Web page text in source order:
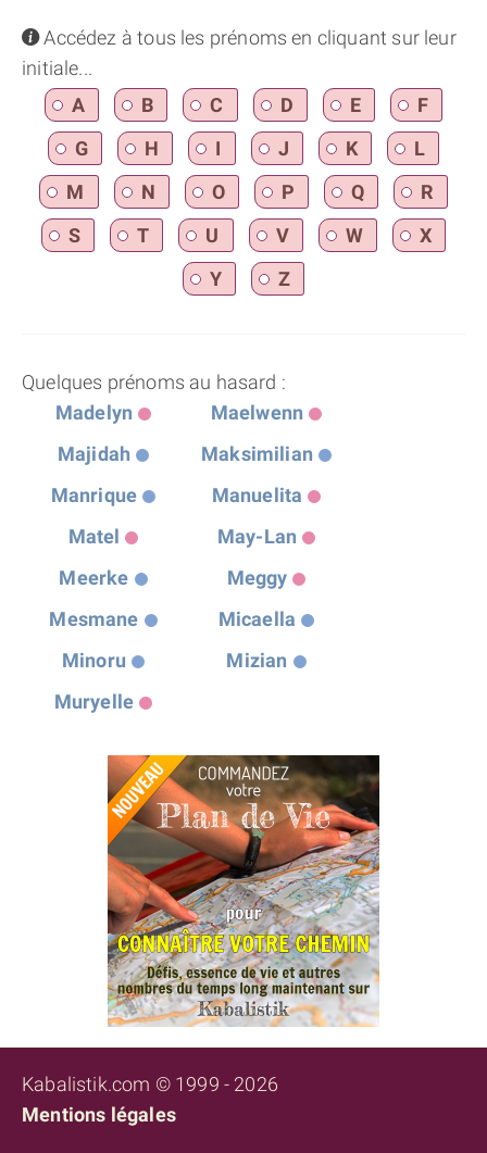
infoAccédez à tous les prénoms en cliquant sur leur
initiale...
A
B C D E
F
G
H I J K
L
M
N O P Q
R
S
T U V W
X
Y
Z
Quelques prénoms au hasard :
Madelyn
Maelwenn
Majidah
Maksimilian
Manrique
Manuelita
Matel
May-Lan
Meerke
Meggy
Mesmane
Micaella
Minoru
Mizian
Muryelle
Kabalistik.com © 1999 - 2026
Mentions légales